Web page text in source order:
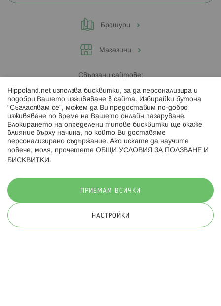
Брошури
Магазини
Свързани сайтове:
Hippoland.ro
Последвайте ни:
© 2026 Hippoland.net. Всички права запазени
Hippoland.net използва бисквитки, за да персонализира и
подобри Вашето изживяване в сайта. Избирайки бутона
“Съгласявам се”, можем да Ви предоставим по-добро
изживяване по време на Вашето онлайн пазаруване.
Блокирането на определени типове бисквитки ще окаже
влияние върху начина, по който Ви доставяме
персонализирано съдържание. Ако искате да научите
повече, моля, прочетете ОБЩИ УСЛОВИЯ ЗА ПОЛЗВАНЕ И
БИСКВИТКИ .
ПРИЕМАМ ВСИЧКИ
НАСТРОЙКИ